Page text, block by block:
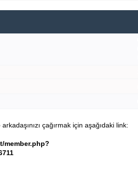
çağırmak için aşağıdaki link:
member.php?